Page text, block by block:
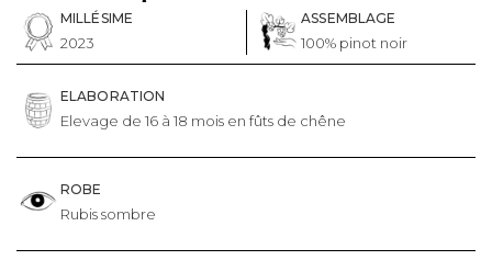
MILLÉSIME
2023
ASSEMBLAGE
100% pinot noir
ELABORATION
Elevage de 16 à 18 mois en fûts de chêne
ROBE
Rubis sombre